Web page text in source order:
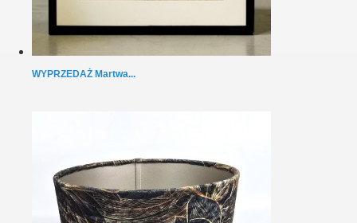
WYPRZEDAŻ Martwa...